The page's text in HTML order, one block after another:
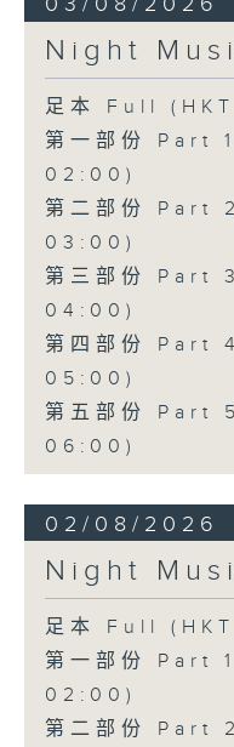
Night
足本 Full
第一部份 Part
02:00)
第二部份 Part
03:00)
第三部份 Part
04:00)
第四部份 Part
05:00)
第五部份 Part
06:00)
02/08/2026
Night
足本 Full
第一部份 Part
02:00)
第二部份 Part